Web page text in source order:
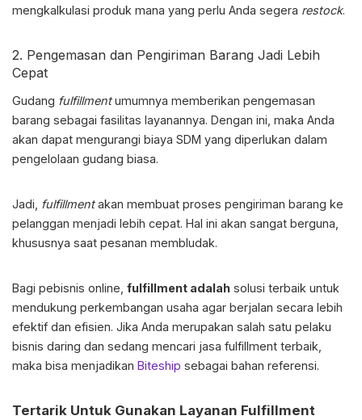
mengkalkulasi produk mana yang perlu Anda segera restock.
2. Pengemasan dan Pengiriman Barang Jadi Lebih
Cepat
Gudang fulfillmentumumnya memberikan pengemasan
barang sebagai fasilitas layanannya. Dengan ini, maka Anda
akan dapat mengurangi biaya SDM yang diperlukan dalam
pengelolaan gudang biasa.
Jadi, fulfillmentakan membuat proses pengiriman barang ke
pelanggan menjadi lebih cepat. Hal ini akan sangat berguna,
khususnya saat pesanan membludak.
Bagi pebisnis online, fulfillment adalah solusi terbaik untuk
mendukung perkembangan usaha agar berjalan secara lebih
efektif dan efisien. Jika Anda merupakan salah satu pelaku
bisnis daring dan sedang mencari jasa fulfillment terbaik,
maka bisa menjadikan Biteship sebagai bahan referensi.
Tertarik Untuk Gunakan Layanan Fulfillment